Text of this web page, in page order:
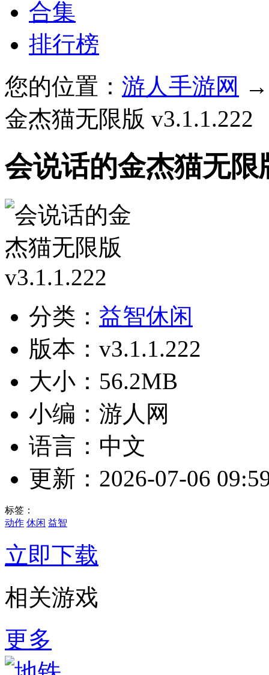
合集
排行榜
您的位置： 游人手游网
金杰猫无限版 v3.1.1.222
会说话的金杰猫无限
分类： 益智休闲
版本：v3.1.1.222
大小：56.2MB
小编：游人网
语言：中文
更新：2026-07-06
标签：
动作 休闲 益智
立即下载
相关游戏
更多